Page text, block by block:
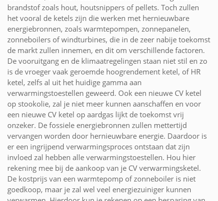
brandstof zoals hout, houtsnippers of pellets. Toch zullen
het vooral de ketels zijn die werken met hernieuwbare
energiebronnen, zoals warmtepompen, zonnepanelen,
zonneboilers of windturbines, die in de zeer nabije toekomst
de markt zullen innemen, en dit om verschillende factoren.
De vooruitgang en de klimaatregelingen staan niet stil en zo
is de vroeger vaak geroemde hoogrendement ketel, of HR
ketel, zelfs al uit het huidige gamma aan
verwarmingstoestellen geweerd. Ook een nieuwe CV ketel
op stookolie, zal je niet meer kunnen aanschaffen en voor
een nieuwe CV ketel op aardgas lijkt de toekomst vrij
onzeker. De fossiele energiebronnen zullen mettertijd
vervangen worden door hernieuwbare energie. Daardoor is
er een ingrijpend verwarmingsproces ontstaan dat zijn
invloed zal hebben alle verwarmingstoestellen. Hou hier
rekening mee bij de aankoop van je CV verwarmingsketel.
De kostprijs van een warmtepomp of zonneboiler is niet
goedkoop, maar je zal wel veel energiezuiniger kunnen